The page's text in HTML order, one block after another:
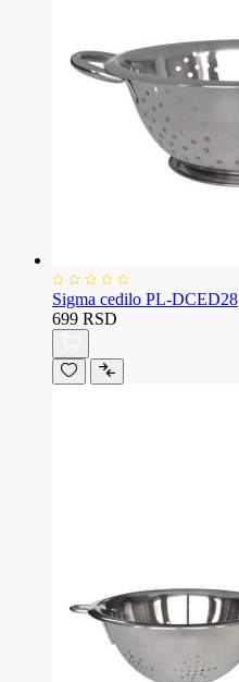
Sigma cedilo PL-DCED28
699 RSD